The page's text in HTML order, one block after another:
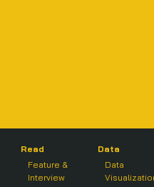
Read
Feature &
Interview
Data
Data